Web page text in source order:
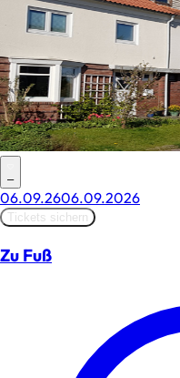
–
06.09.2606.09.2026
Tickets sichern
Zu Fuß